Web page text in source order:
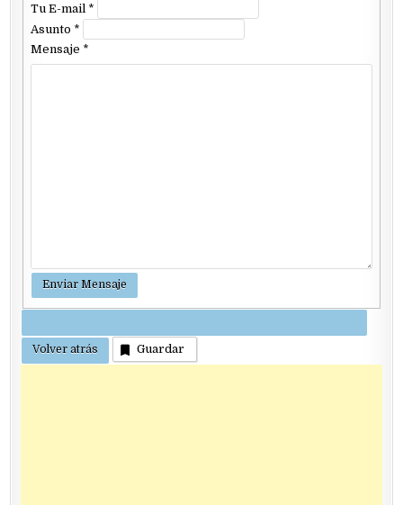
Tu E-mail *
Asunto *
Mensaje *
Guardar